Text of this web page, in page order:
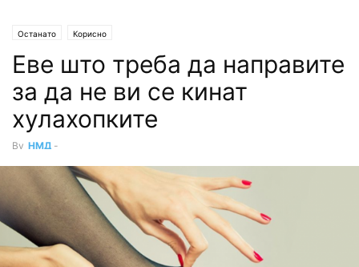
Останато Корисно
Еве што треба да направите
за да не ви се кинат
хулахопките
By НМД -